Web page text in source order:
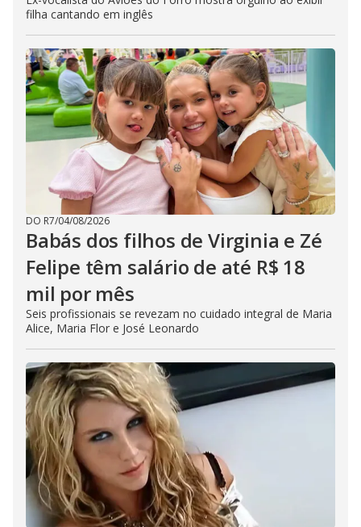
filha cantando em inglês
DO R7/04/08/2026
Babás dos filhos de Virginia e Zé
Felipe têm salário de até R$ 18
mil por mês
Seis profissionais se revezam no cuidado integral de Maria
Alice, Maria Flor e José Leonardo